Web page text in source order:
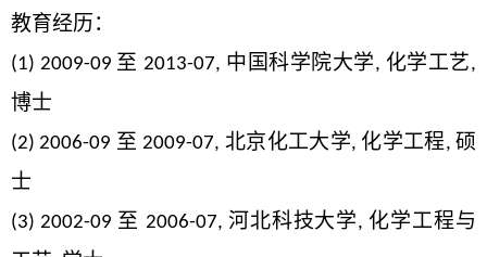
教育经历：
(1) 2009-09 至 2013-07, 中国科学院大学, 化学工艺,
博士
(2) 2006-09 至 2009-07, 北京化工大学, 化学工程,硕
士
(3) 2002-09 至 2006-07, 河北科技大学, 化学工程与